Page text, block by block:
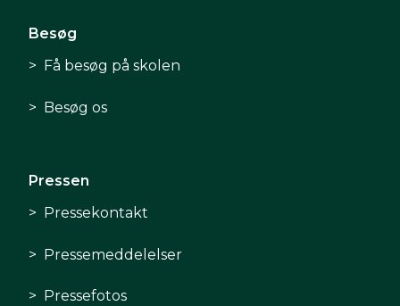
Besøg
Få besøg på skolen
Besøg os
Pressen
Pressekontakt
Pressemeddelelser
Pressefotos